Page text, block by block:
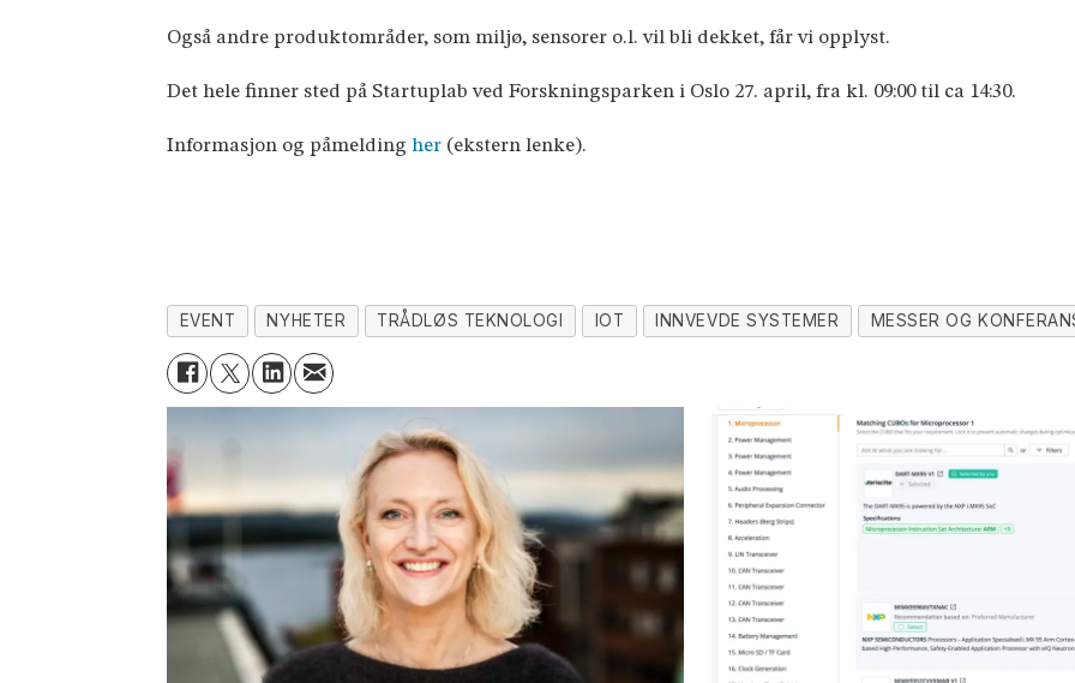
Også andre produktområder, som miljø, sensorer o.l. vil bli dekket, får vi opplyst.
Det hele finner sted på Startuplab ved Forskningsparken i Oslo 27. april, fra kl. 09:00 til ca 14:30.
Informasjon og påmeldingher (ekstern lenke).
EVENT NYHETER TRÅDLØS TEKNOLOGI IOT INNVEVDE SYSTEMER MESSER OG